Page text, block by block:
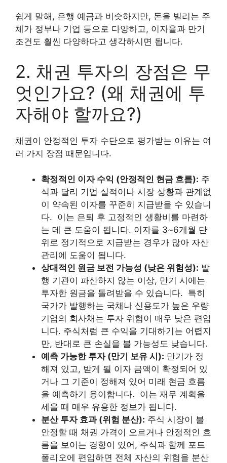
쉽게 말해, 은행 예금과 비슷하지만, 돈을 빌리는 주
체가 정부나 기업 등으로 다양하고, 이자율과 만기
조건도 훨씬 다양하다고 생각하시면 됩니다.
2. 채권 투자의 장점은 무
엇인가요? (왜 채권에 투
자해야 할까요?)
채권이 안정적인 투자 수단으로 평가받는 이유는 여
러 가지 장점 때문입니다.
확정적인 이자 수익 (안정적인 현금 흐름): 주
식과 달리 기업 실적이나 시장 상황과 관계없
이 약속된 이자를 꾸준히 지급받을 수 있습니
다. 이는 은퇴 후 고정적인 생활비를 마련하
는 데 큰 도움이 됩니다. 이자를 3~6개월 단
위로 정기적으로 지급받는 경우가 많아 자산
관리에 도움이 됩니다.
상대적인 원금 보전 가능성 (낮은 위험성): 발
행 기관이 파산하지 않는 이상, 만기 시에는
투자한 원금을 돌려받을 수 있습니다. 특히
국가가 발행하는 국채나 신용도가 높은 우량
기업의 회사채는 투자 위험이 매우 낮은 편입
니다. 주식처럼 큰 수익을 기대하기는 어렵지
만, 반대로 큰 손실을 볼 가능성도 낮습니다.
예측 가능한 투자 (만기 보유 시): 만기가 정
해져 있고, 받게 될 이자 금액이 확정되어 있
거나 그 기준이 정해져 있어 미래 현금 흐름
을 예측하기 용이합니다. 이는 재무 계획을
세울 때 매우 유용한 정보가 됩니다.
분산 투자 효과 (위험 분산): 주식 시장이 불
안정할 때 채권 가격이 오르거나 안정적인 흐
름을 보이는 경향이 있어, 주식과 함께 포트
폴리오에 편입하면 전체 자산의 위험을 분산